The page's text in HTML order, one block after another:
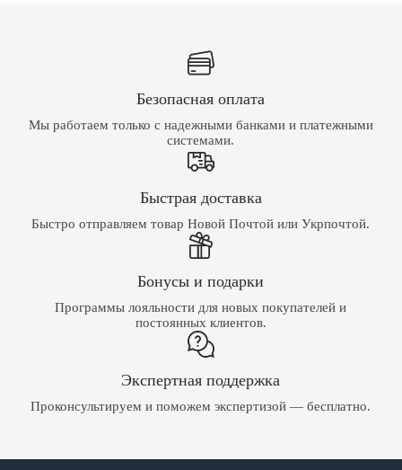
Безопасная оплата
Мы работаем только с надежными банками и платежными
системами.
Быстрая доставка
Быстро отправляем товар Новой Почтой или Укрпочтой.
Бонусы и подарки
Программы лояльности для новых покупателей и
постоянных клиентов.
Экспертная поддержка
Проконсультируем и поможем экспертизой — бесплатно.